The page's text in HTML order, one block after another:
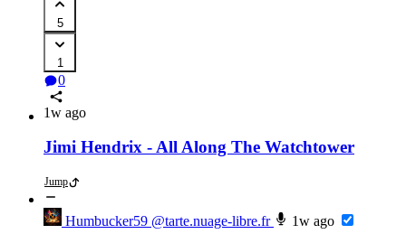
5
1
0
1w ago
Jimi Hendrix - All Along The Watchtower
Jump
Humbucker59 @tarte.nuage-libre.fr 1w ago